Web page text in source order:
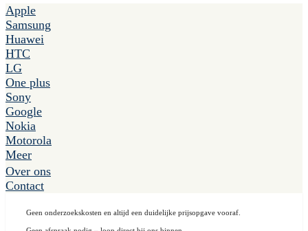
Apple
Samsung
Huawei
HTC
LG
One plus
Sony
Google
Nokia
Motorola
Meer
Over ons
Contact
Geen onderzoekskosten en altijd een duidelijke prijsopgave vooraf.